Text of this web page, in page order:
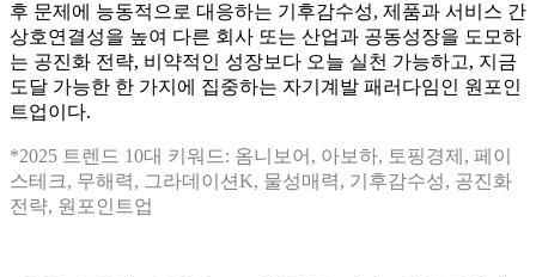
후 문제에 능동적으로 대응하는 기후감수성, 제품과 서비스 간
상호연결성을 높여 다른 회사 또는 산업과 공동성장을 도모하
는 공진화 전략, 비약적인 성장보다 오늘 실천 가능하고, 지금
도달 가능한 한 가지에 집중하는 자기계발 패러다임인 원포인
트업이다.
*2025 트렌드 10대 키워드: 옴니보어, 아보하, 토핑경제, 페이
스테크, 무해력, 그라데이션K, 물성매력, 기후감수성, 공진화
전략, 원포인트업